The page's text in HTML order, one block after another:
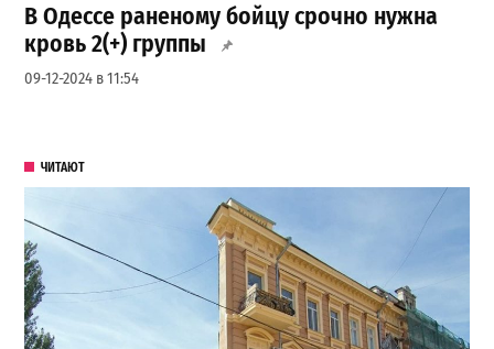
В Одессе раненому бойцу срочно нужна
кровь 2(+) группы
09-12-2024 в 11:54
ЧИТАЮТ